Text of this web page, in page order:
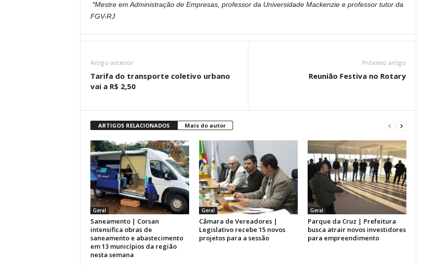
*Mestre em Administração de Empresas, professor da Universidade Mackenzie e professor tutor da
FGV-RJ
Artigo anterior
Tarifa do transporte coletivo urbano
vai a R$ 2,50
Próximo artigo
Reunião Festiva no Rotary
ARTIGOS RELACIONADOS Mais do autor
Geral
Saneamento | Corsan
intensifica obras de
saneamento e abastecimento
em 13 municípios da região
nesta semana
Geral
Câmara de Vereadores |
Legislativo recebe 15 novos
projetos para a sessão
Geral
Parque da Cruz | Prefeitura
busca atrair novos investidores
para empreendimento